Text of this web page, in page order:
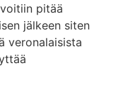
pitää
jälkeen siten
veronalaisista